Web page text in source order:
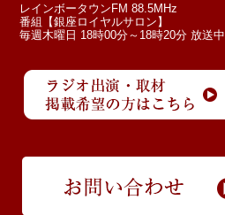
レインボータウンFM 88.5MHz
番組【銀座ロイヤルサロン】
毎週木曜日 18時00分～18時20分 放送中